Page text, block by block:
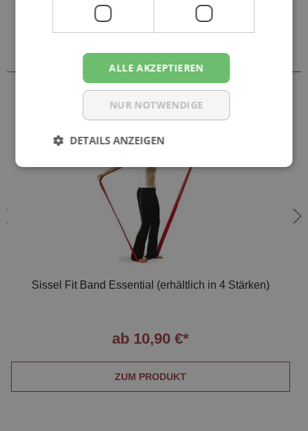
Artikeln interessiert sein
Sissel Fit Band Essential (erhältlich in 4 Stärken)
ab 10,90 €*
ZUM PRODUKT
ALLE AKZEPTIEREN
NUR NOTWENDIGE
DETAILS ANZEIGEN